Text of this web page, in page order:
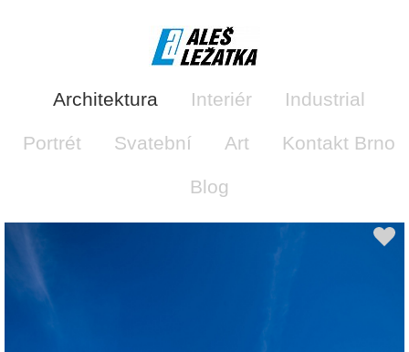
Architektura Interiér Industrial
Portrét Svatební Art Kontakt Brno
Blog